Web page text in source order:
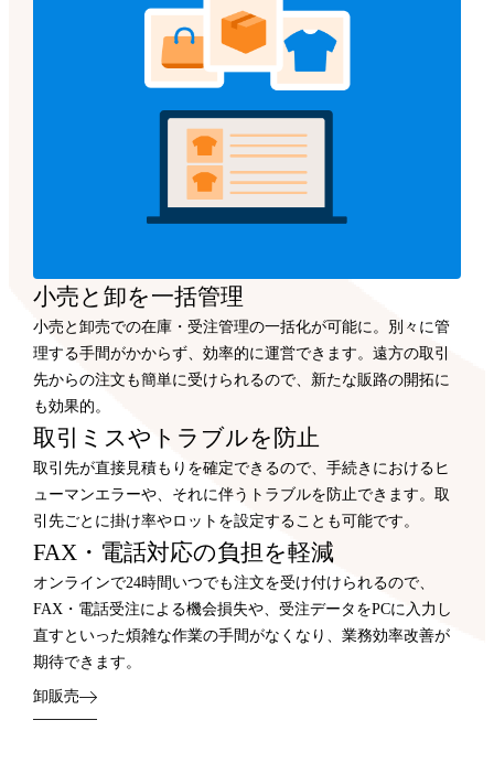
小売と卸を一括管理
小売と卸売での在庫・受注管理の一括化が可能に。別々に管
理する手間がかからず、効率的に運営できます。遠方の取引
先からの注文も簡単に受けられるので、新たな販路の開拓に
も効果的。
取引ミスやトラブルを防止
取引先が直接見積もりを確定できるので、手続きにおけるヒ
ューマンエラーや、それに伴うトラブルを防止できます。取
引先ごとに掛け率やロットを設定することも可能です。
FAX・電話対応の負担を軽減
オンラインで24時間いつでも注文を受け付けられるので、
FAX・電話受注による機会損失や、受注データをPCに入力し
直すといった煩雑な作業の手間がなくなり、業務効率改善が
期待できます。
卸販売